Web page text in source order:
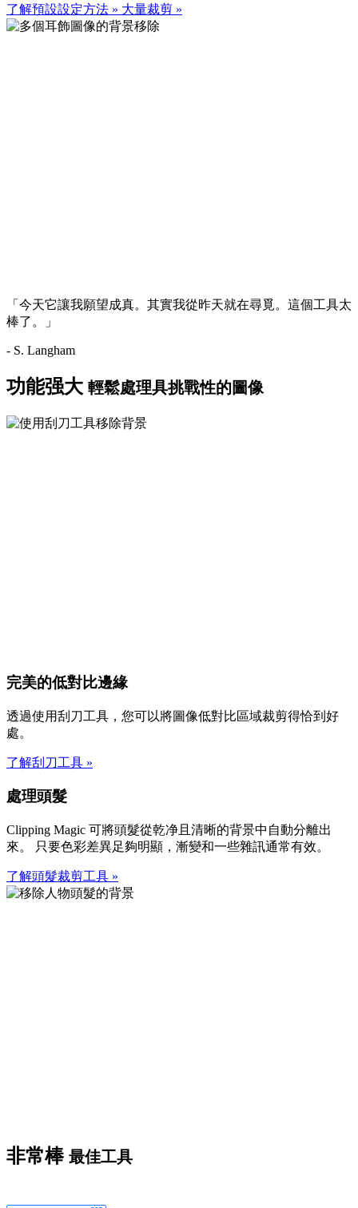
了解預設設定方法 » 大量裁剪 »
「今天它讓我願望成真。其實我從昨天就在尋覓。這個工具太
棒了。」
- S. Langham
功能强大 輕鬆處理具挑戰性的圖像
完美的低對比邊緣
透過使用刮刀工具，您可以將圖像低對比區域裁剪得恰到好
處。
了解刮刀工具 »
處理頭髮
Clipping Magic 可將頭髮從乾净且清晰的背景中自動分離出
來。 只要色彩差異足夠明顯，漸變和一些雜訊通常有效。
了解頭髮裁剪工具 »
非常棒 最佳工具